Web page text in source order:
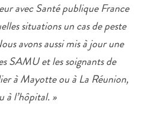
avec Santé publique France
situations un cas de peste
avons aussi mis à jour une
SAMU et les soignants de
à Mayotte ou à La Réunion,
à l’hôpital. »